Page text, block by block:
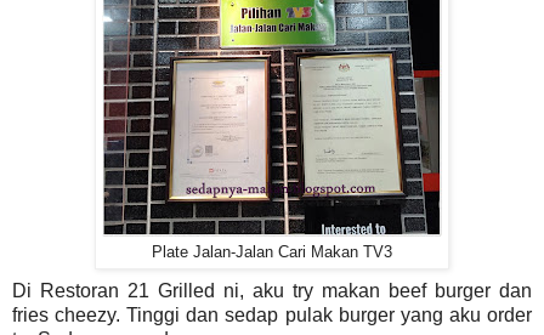
Plate Jalan-Jalan Cari Makan TV3
Di Restoran 21 Grilled ni, aku try makan beef burger dan
fries cheezy. Tinggi dan sedap pulak burger yang aku order